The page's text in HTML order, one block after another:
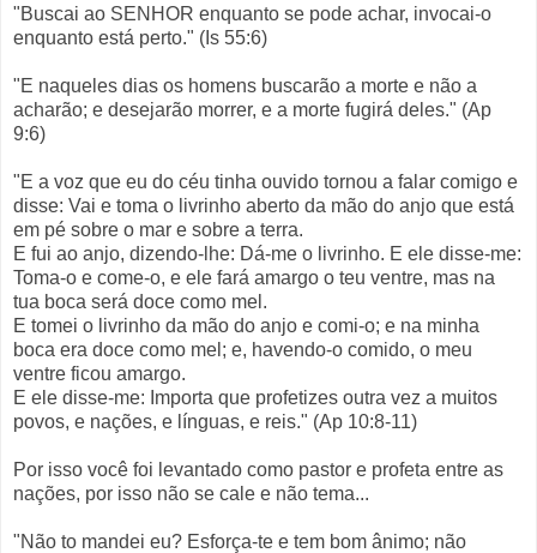
"Buscai ao SENHOR enquanto se pode achar, invocai-o
enquanto está perto." (Is 55:6)
"E naqueles dias os homens buscarão a morte e não a
acharão; e desejarão morrer, e a morte fugirá deles." (Ap
9:6)
"E a voz que eu do céu tinha ouvido tornou a falar comigo e
disse: Vai e toma o livrinho aberto da mão do anjo que está
em pé sobre o mar e sobre a terra.
E fui ao anjo, dizendo-lhe: Dá-me o livrinho. E ele disse-me:
Toma-o e come-o, e ele fará amargo o teu ventre, mas na
tua boca será doce como mel.
E tomei o livrinho da mão do anjo e comi-o; e na minha
boca era doce como mel; e, havendo-o comido, o meu
ventre ficou amargo.
E ele disse-me: Importa que profetizes outra vez a muitos
povos, e nações, e línguas, e reis." (Ap 10:8-11)
Por isso você foi levantado como pastor e profeta entre as
nações, por isso não se cale e não tema...
"Não to mandei eu? Esforça-te e tem bom ânimo; não